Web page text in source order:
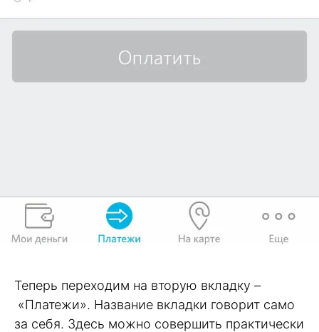
Теперь переходим на вторую вкладку –
«Платежи». Название вкладки говорит само
за себя. Здесь можно совершить практически